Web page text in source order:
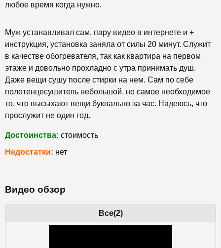
любое время когда нужно.
Муж устанавливал сам, пару видео в интернете и +
инструкция, установка заняла от силы 20 минут. Служит
в качестве обогревателя, так как квартира на первом
этаже и довольно прохладно с утра принимать душ.
Даже вещи сушу после стирки на нем. Сам по себе
полотенцесушитель небольшой, но самое необходимое
то, что высыхают вещи буквально за час. Надеюсь, что
прослужит не один год.
Достоинства: стоимость
Недостатки: нет
Видео обзор
Все(2)